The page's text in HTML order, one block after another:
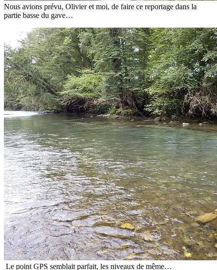
Nous avions prévu, Olivier et moi, de faire ce reportage dans la
partie basse du gave…
Le point GPS semblait parfait, les niveaux de même…